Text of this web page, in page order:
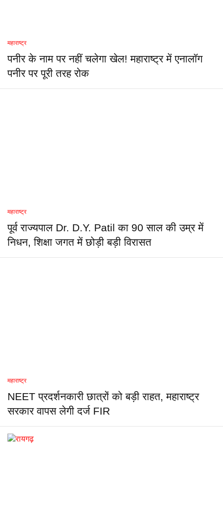
महाराष्ट्र
पनीर के नाम पर नहीं चलेगा खेल! महाराष्ट्र में एनालॉग
पनीर पर पूरी तरह रोक
महाराष्ट्र
पूर्व राज्यपाल Dr. D.Y. Patil का 90 साल की उम्र में
निधन, शिक्षा जगत में छोड़ी बड़ी विरासत
महाराष्ट्र
NEET प्रदर्शनकारी छात्रों को बड़ी राहत, महाराष्ट्र
सरकार वापस लेगी दर्ज FIR